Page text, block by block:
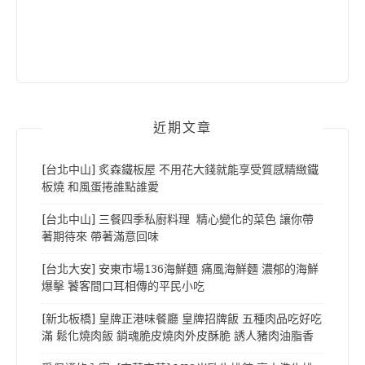
近期文章
[台北中山] 炙森鐵板屋 不用花大錢就能享受質感精緻鐵
板燒 和風蛋捲誰點誰愛
[台北中山] 三餐四季私廚料理 精心變化的菜色 讓你帶
著期待來 帶著滿意回味
[台北大安] 安東市場136海鮮麵 痛風海鮮麵 濃郁的海鮮
爆擊 饕客間口耳相傳的平民小吃
[新北板橋] 皇牌正港味餐廳 皇牌招牌飯 五種肉品吃好吃
滿 鬆化燒肉飯 銷魂脆皮燒肉外皮酥脆 誘人豬肉油脂香